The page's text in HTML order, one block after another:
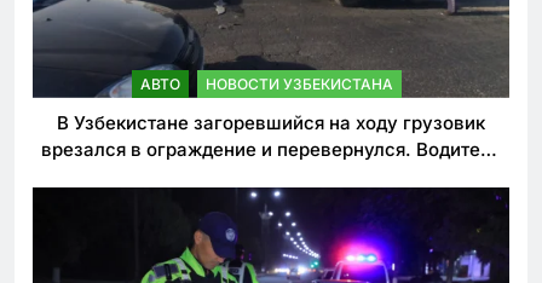
АВТО НОВОСТИ УЗБЕКИСТАНА
В Узбекистане загоревшийся на ходу грузовик
врезался в ограждение и перевернулся. Водитель